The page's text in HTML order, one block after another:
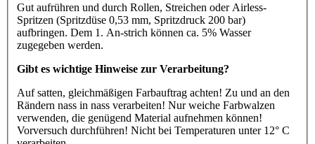
Gut aufrühren und durch Rollen, Streichen oder Airless-
Spritzen (Spritzdüse 0,53 mm, Spritzdruck 200 bar)
aufbringen. Dem 1. An-strich können ca. 5% Wasser
zugegeben werden.
Gibt es wichtige Hinweise zur Verarbeitung?
Auf satten, gleichmäßigen Farbauftrag achten! Zu und an den
Rändern nass in nass verarbeiten! Nur weiche Farbwalzen
verwenden, die genügend Material aufnehmen können!
Vorversuch durchführen! Nicht bei Temperaturen unter 12° C